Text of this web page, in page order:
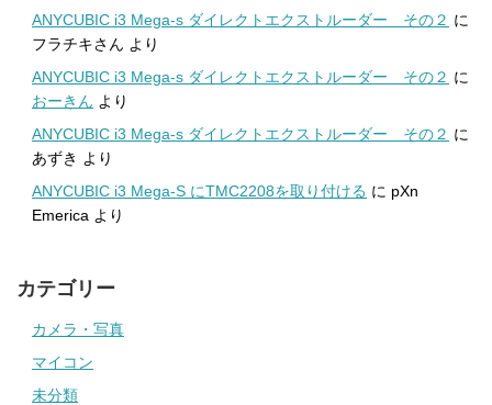
ANYCUBIC i3 Mega-s ダイレクトエクストルーダー その２ に
フラチキさん より
ANYCUBIC i3 Mega-s ダイレクトエクストルーダー その２ に
おーきん より
ANYCUBIC i3 Mega-s ダイレクトエクストルーダー その２ に
あずき より
ANYCUBIC i3 Mega-S にTMC2208を取り付ける に pXn
Emerica より
カテゴリー
カメラ・写真
マイコン
未分類